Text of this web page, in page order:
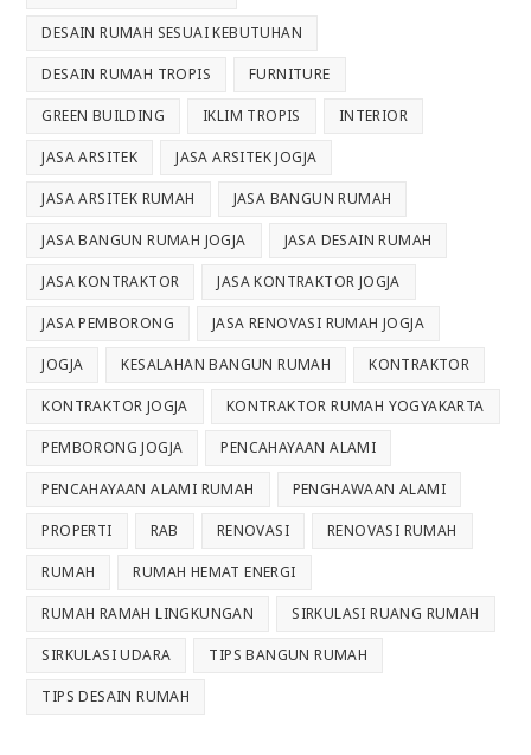
DESAIN RUMAH SESUAI KEBUTUHAN
DESAIN RUMAH TROPIS FURNITURE
GREEN BUILDING IKLIM TROPIS INTERIOR
JASA ARSITEK JASA ARSITEK JOGJA
JASA ARSITEK RUMAH JASA BANGUN RUMAH
JASA BANGUN RUMAH JOGJA JASA DESAIN RUMAH
JASA KONTRAKTOR JASA KONTRAKTOR JOGJA
JASA PEMBORONG JASA RENOVASI RUMAH JOGJA
JOGJA KESALAHAN BANGUN RUMAH KONTRAKTOR
KONTRAKTOR JOGJA KONTRAKTOR RUMAH YOGYAKARTA
PEMBORONG JOGJA PENCAHAYAAN ALAMI
PENCAHAYAAN ALAMI RUMAH PENGHAWAAN ALAMI
PROPERTI RAB RENOVASI RENOVASI RUMAH
RUMAH RUMAH HEMAT ENERGI
RUMAH RAMAH LINGKUNGAN SIRKULASI RUANG RUMAH
SIRKULASI UDARA TIPS BANGUN RUMAH
TIPS DESAIN RUMAH